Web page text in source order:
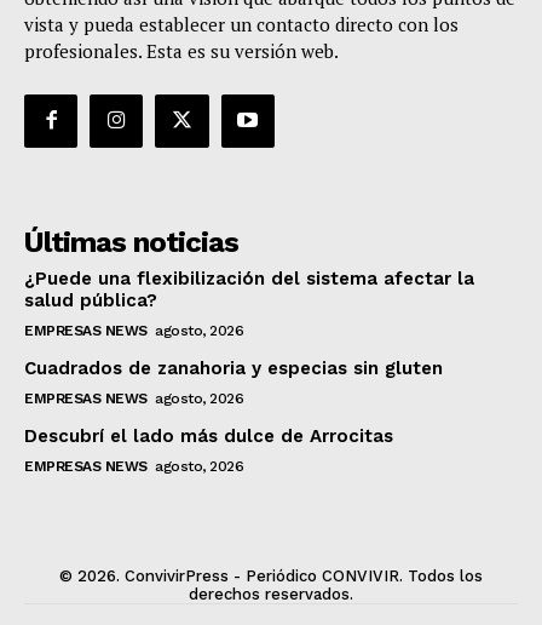
vista y pueda establecer un contacto directo con los
profesionales. Esta es su versión web.
Últimas noticias
¿Puede una flexibilización del sistema afectar la
salud pública?
EMPRESAS NEWS agosto, 2026
Cuadrados de zanahoria y especias sin gluten
EMPRESAS NEWS agosto, 2026
Descubrí el lado más dulce de Arrocitas
EMPRESAS NEWS agosto, 2026
© 2026. ConvivirPress - Periódico CONVIVIR. Todos los
derechos reservados.